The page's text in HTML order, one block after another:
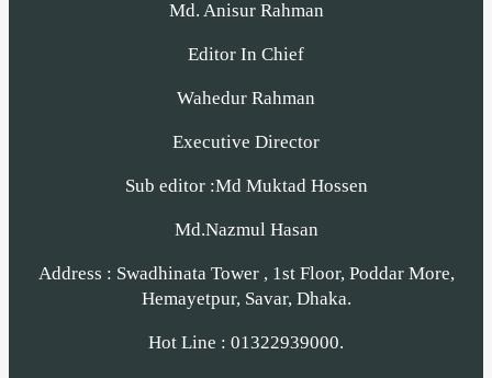
Md. Anisur Rahman
Editor In Chief
Wahedur Rahman
Executive Director
Sub editor :Md Muktad Hossen
Md.Nazmul Hasan
Address : Swadhinata Tower , 1st Floor, Poddar More,
Hemayetpur, Savar, Dhaka.
Hot Line : 01322939000.